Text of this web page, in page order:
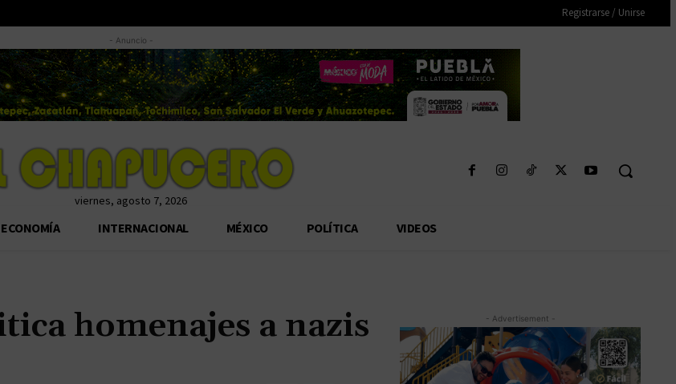
Registrarse / Unirse
- Anuncio -
viernes, agosto 7, 2026
ECONOMÍA INTERNACIONAL MÉXICO POLÍTICA VIDEOS
homenajes a nazis
- Advertisement -